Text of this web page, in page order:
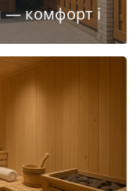
— комфорт і